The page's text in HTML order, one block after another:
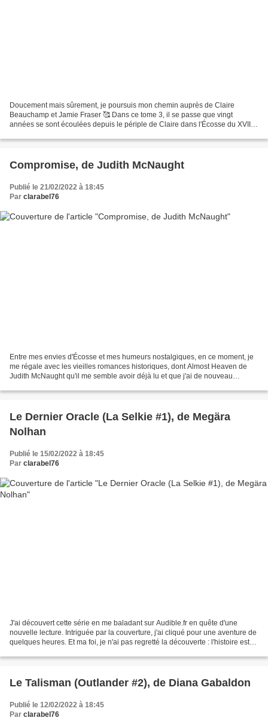
Doucement mais sûrement, je poursuis mon chemin auprès de Claire
Beauchamp et Jamie Fraser 🥰 Dans ce tome 3, il se passe que vingt
années se sont écoulées depuis le périple de Claire dans l'Écosse du XVIIe
Compromise, de Judith McNaught
Publié le 21/02/2022 à 18:45
Par clarabel76
Entre mes envies d'Écosse et mes humeurs nostalgiques, en ce moment, je
me régale avec les vieilles romances historiques, dont Almost Heaven de
Judith McNaught qu'il me semble avoir déjà lu et que j'ai de nouveau
Le Dernier Oracle (La Selkie #1), de Megära
Nolhan
Publié le 15/02/2022 à 18:45
Par clarabel76
J'ai découvert cette série en me baladant sur Audible.fr en quête d'une
nouvelle lecture. Intriguée par la couverture, j'ai cliqué pour une aventure de
quelques heures. Et ma foi, je n'ai pas regretté la découverte : l'histoire est
Le Talisman (Outlander #2), de Diana Gabaldon
Publié le 12/02/2022 à 18:45
Par clarabel76